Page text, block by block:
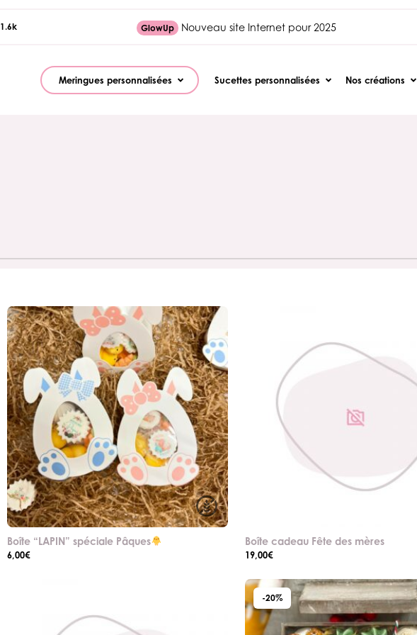
1.6k GlowUp Nouveau site Internet pour 2025
Meringues personnalisées Sucettes personnalisées Nos créations
Boîte “LAPIN” spéciale Pâques
6,00€
Boîte cadeau Fête des mères
19,00€
-20%